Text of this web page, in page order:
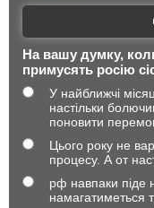
На вашу думку, коли
примусять росію
У найближчі
настільки
поновити
Цього року не
процесу. А от
рф навпаки піде
намагатиметься